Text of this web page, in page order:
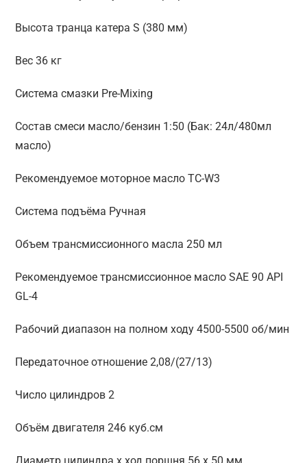
Высота транца катера S (380 мм)
Вес 36 кг
Система смазки Pre-Mixing
Состав смеси масло/бензин 1:50 (Бак: 24л/480мл
масло)
Рекомендуемое моторное масло TC-W3
Система подъёма Ручная
Объем трансмиссионного масла 250 мл
Рекомендуемое трансмиссионное масло SAE 90 API
GL-4
Рабочий диапазон на полном ходу 4500-5500 об/мин
Передаточное отношение 2,08/(27/13)
Число цилиндров 2
Объём двигателя 246 куб.см